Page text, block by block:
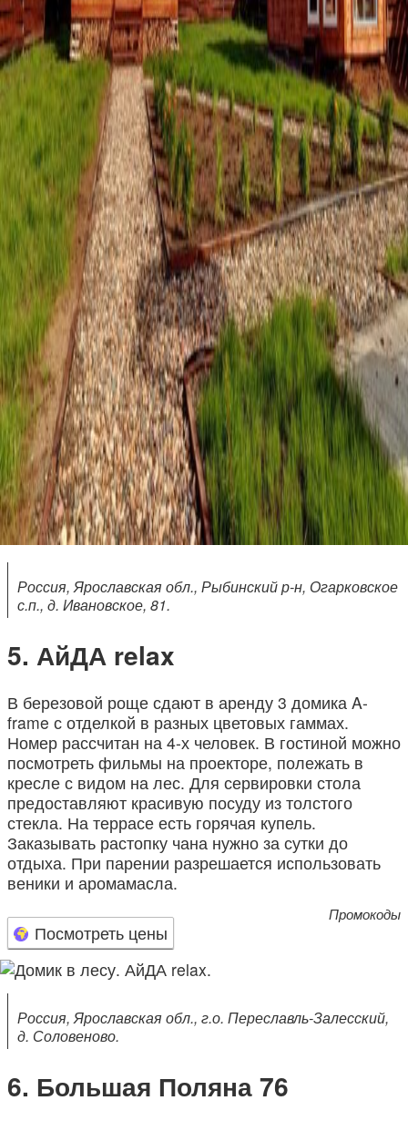
Россия, Ярославская обл., Рыбинский р-н, Огарковское
с.п., д. Ивановское, 81.
АйДА relax
В березовой роще сдают в аренду 3 домика A-
frame с отделкой в разных цветовых гаммах.
Номер рассчитан на 4-х человек. В гостиной можно
посмотреть фильмы на проекторе, полежать в
кресле с видом на лес. Для сервировки стола
предоставляют красивую посуду из толстого
стекла. На террасе есть горячая купель.
Заказывать растопку чана нужно за сутки до
отдыха. При парении разрешается использовать
веники и аромамасла.
Посмотреть цены
Промокоды
Россия, Ярославская обл., г.о. Переславль-Залесский,
д. Соловеново.
Большая Поляна 76